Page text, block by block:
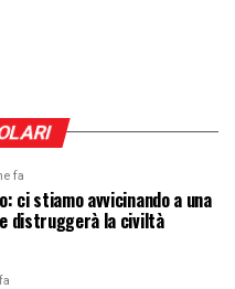
fa
ci stiamo avvicinando a una
distruggerà la civiltà